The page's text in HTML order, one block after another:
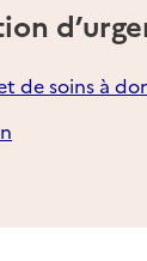
de soins à